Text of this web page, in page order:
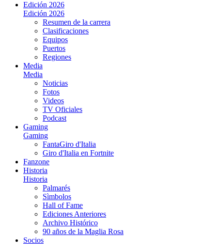
Edición 2026
Edición 2026
Resumen de la carrera
Clasificaciones
Equipos
Puertos
Regiones
Media
Media
Noticias
Fotos
Videos
TV Oficiales
Podcast
Gaming
Gaming
FantaGiro d'Italia
Giro d'Italia en Fortnite
Fanzone
Historia
Historia
Palmarés
Sìmbolos
Hall of Fame
Ediciones Anteriores
Archivo Histórico
90 años de la Maglia Rosa
Socios